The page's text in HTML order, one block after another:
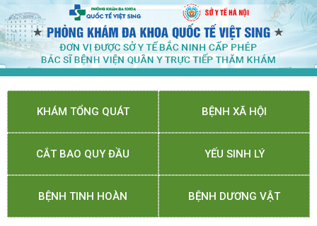
KHÁM TỔNG QUÁT BỆNH XÃ HỘI
CẮT BAO QUY ĐẦU YẾU SINH LÝ
BỆNH TINH HOÀN BỆNH DƯƠNG VẬT